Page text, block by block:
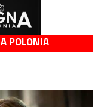
POLONIA